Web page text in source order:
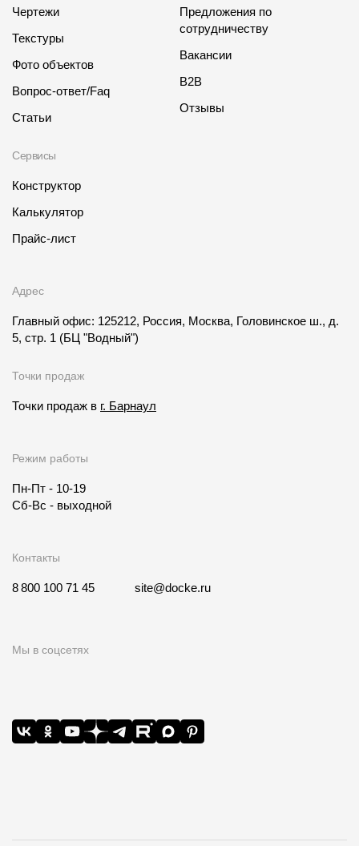
Чертежи
Текстуры
Фото объектов
Вопрос-ответ/Faq
Статьи
Сервисы
Конструктор
Калькулятор
Прайс-лист
Предложения по
сотрудничеству
Вакансии
B2B
Отзывы
Адрес
Главный офис: 125212, Россия, Москва, Головинское ш., д.
5, стр. 1 (БЦ "Водный")
Точки продаж
Точки продаж в г. Барнаул
Режим работы
Пн-Пт - 10-19
Сб-Вс - выходной
Контакты
8 800 100 71 45 site@docke.ru
Мы в соцсетях